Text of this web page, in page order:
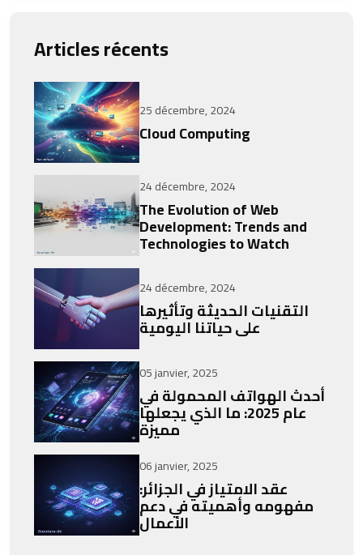
Articles récents
25 décembre, 2024
Cloud Computing
24 décembre, 2024
The Evolution of Web
Development: Trends and
Technologies to Watch
24 décembre, 2024
التقنيات الحديثة وتأثيرها
على حياتنا اليومية
05 janvier, 2025
أحدث الهواتف المحمولة في
عام 2025: ما الذي يجعلها
مميزة
06 janvier, 2025
عقد الامتياز في الجزائر:
مفهومه وأهميته في دعم
الأعمال